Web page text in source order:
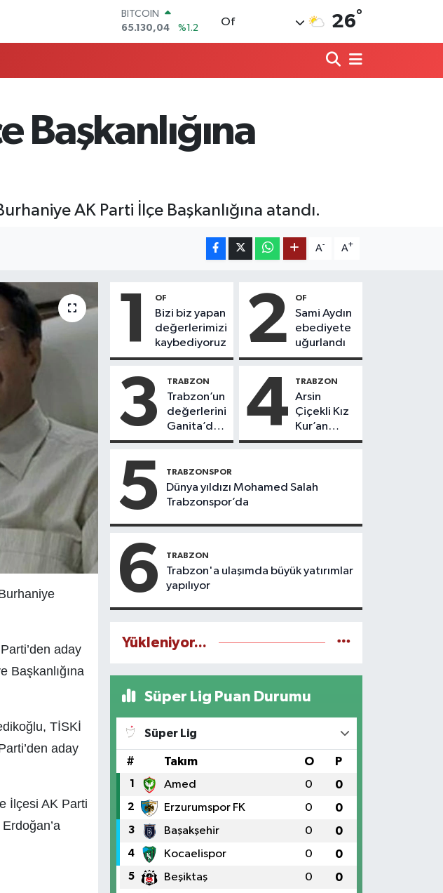
DOLAR
47,7106
%0.17
EURO
BİST100
13.773
%-19
Of 26°
Başkanlığına
AK Parti İlçe Başkanlığına atandı.
A- A+
aday
Başkanlığına
TİSKİ
aday
İlçesi AK Parti
1 OF
Bizi biz yapan
değerlerimizi
kaybediyoruz
2 OF
Sami Aydın
ebediyete
uğurlandı
3 TRABZON
Trabzon’un
değerlerini
Ganita’da
yaşatıyoruz
4 TRABZON
Arsin
Çiçekli Kız
Kur’an
Kursu’nda
5 TRABZONSPOR
Dünya yıldızı Mohamed Salah
Trabzonspor’da
6 TRABZON
Trabzon'a ulaşımda büyük yatırımlar
yapılıyor
Yükleniyor...
Süper Lig Puan Durumu
Süper Lig
# Takım O P
1 Amed 0 0
2 Erzurumspor FK 0 0
3 Başakşehir 0 0
4 Kocaelispor 0 0
5 Beşiktaş 0 0